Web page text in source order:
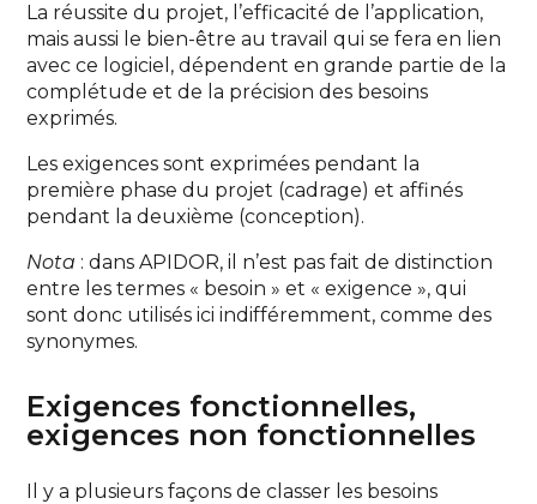
La réussite du projet, l’efficacité de l’application,
mais aussi le bien-être au travail qui se fera en lien
avec ce logiciel, dépendent en grande partie de la
complétude et de la précision des besoins
exprimés.
Les exigences sont exprimées pendant la
première phase du projet (cadrage) et affinés
pendant la deuxième (conception).
Nota : dans APIDOR, il n’est pas fait de distinction
entre les termes « besoin » et « exigence », qui
sont donc utilisés ici indifféremment, comme des
synonymes.
Exigences fonctionnelles,
exigences non fonctionnelles
Il y a plusieurs façons de classer les besoins